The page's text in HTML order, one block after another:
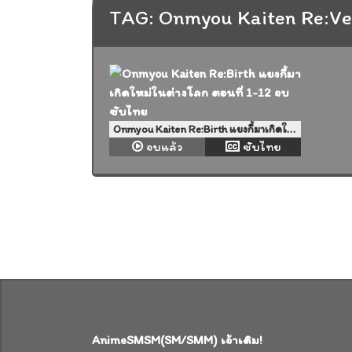
TAG: Onmyou Kaiten
Onmyou Kaiten Re:Birth แยงกี้มาเกิดใหม่ในต่างโลก ตอนที่ 1-12 จบ ซับไทย
จบแล้ว ซับไทย
AnimeSMSM(SM/SMM) เจ้าเดิม!